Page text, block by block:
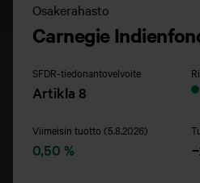
Osakerahasto
Carnegie
SFDR-tiedonantovelvoite
Artikla 8
Viimeisin tuotto (5.8.2026)
0,50 %